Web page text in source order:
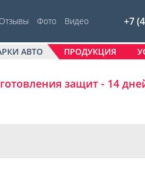
Отзывы Фото Видео +7
АВТО ПРОДУКЦИЯ
защит - 14